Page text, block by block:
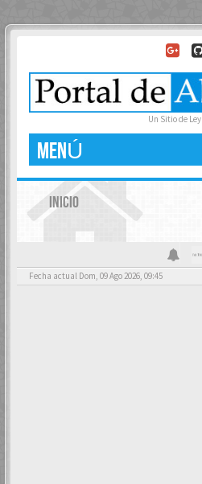
Un Sitio de Ley
MENÚ
INICIO
Fecha actual Dom, 09 Ago 2026, 09:45